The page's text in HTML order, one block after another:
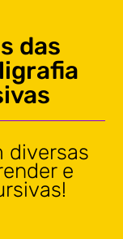
das
diversas
e